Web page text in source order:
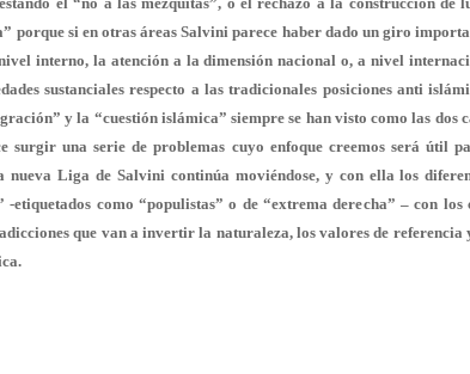
porque si en otras áreas Salvini parece haber dado un giro
interno, la atención a la dimensión nacional o, a nivel
sustanciales respecto a las tradicionales posiciones anti
y la “cuestión islámica” siempre se han visto como las dos
surgir una serie de problemas cuyo enfoque creemos será útil
nueva Liga de Salvini continúa moviéndose, y con ella los
-etiquetados como “populistas” o de “extrema derecha” – con
que van a invertir la naturaleza, los valores de referencia